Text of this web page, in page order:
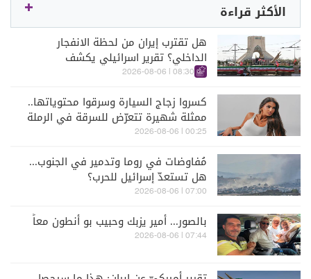
الأكثر قراءة
هل تقترب إيران من لحظة الانفجار
الداخلي؟ تقرير اسرائيلي يكشف
الكواليس
08:30 | 2026-08-06
كسروا زجاج السيارة وسرقوا محتوياتها..
ممثلة شهيرة تتعرّض للسرقة في الرملة
البيضاء (فيديو)
00:25 | 2026-08-06
مُفاوضات في روما وتدمير في الجنوب...
هل تستعدّ إسرائيل للحرب؟
07:00 | 2026-08-06
بالصور... أمير يزبك وحبيب بو أنطون معاً
07:44 | 2026-08-06